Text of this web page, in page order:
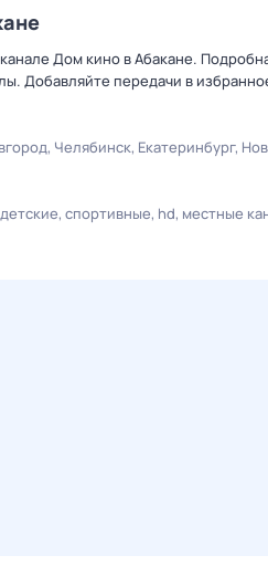
Дом кино в Абакане.
Добавляйте передачи в
Челябинск Екатеринбург
детские спортивные hd местные